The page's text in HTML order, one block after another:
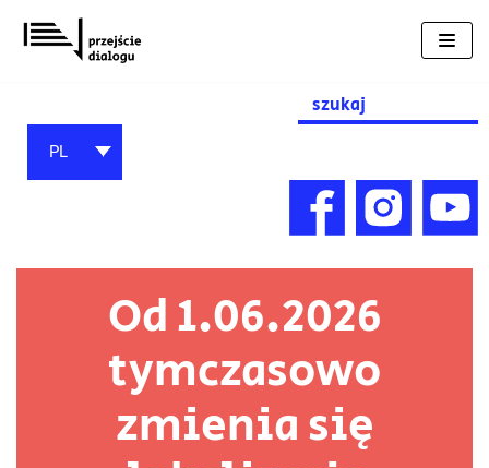
Przejdź
do
Search
for:
PL
Od 1.06.2026
tymczasowo
zmienia się